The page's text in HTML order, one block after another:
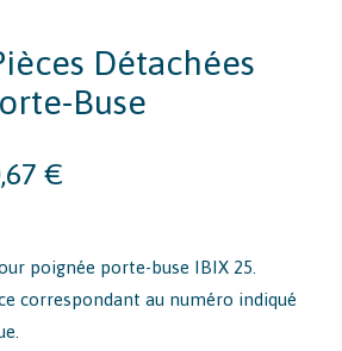
Détachées
Buse
€
poignée porte-buse IBIX 25.
correspondant au numéro indiqué